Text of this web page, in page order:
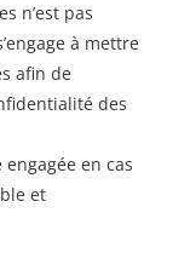
n’est pas
à mettre
afin de
des
en cas
et